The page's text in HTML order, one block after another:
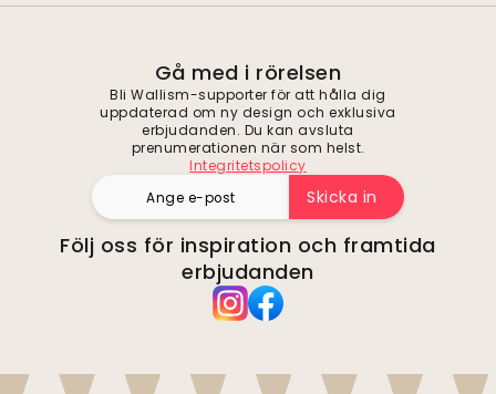
Gå med i rörelsen
Bli Wallism-supporter för att hålla dig
uppdaterad om ny design och exklusiva
erbjudanden. Du kan avsluta
prenumerationen när som helst.
Integritetspolicy
Skicka in
Följ oss för inspiration och framtida
erbjudanden